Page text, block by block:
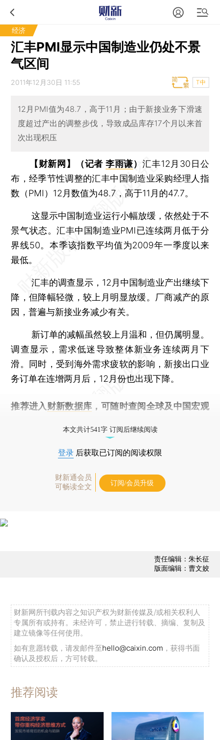
经济
汇丰PMI显示中国制造业仍处不景
气区间
2011年12月30日 11:55 T中
12月PMI值为48.7，高于11月；由于新接业务下滑速
度超过产出的调整步伐，导致成品库存17个月以来首
次出现积压
【财新网】（记者 李雨谦） 汇丰12月30日公
布，经季节性调整的汇丰中国制造业采购经理人指
数（PMI）12月数值为48.7，高于11月的47.7。
这显示中国制造业运行小幅放缓，依然处于不
景气状态。汇丰中国制造业PMI已连续两月低于分
界线50。本季该指数平均值为2009年一季度以来
最低。
汇丰的调查显示，12月中国制造业产出继续下
降，但降幅轻微，较上月明显放缓。厂商减产的原
因，普遍与新接业务减少有关。
新订单的减幅虽然较上月温和，但仍属明显。
调查显示，需求低迷导致整体新业务连续两月下
滑。同时，受到海外需求疲软的影响，新接出口业
务订单在连增两月后，12月份也出现下降。
推荐进入 财新数据库 ，可随时查阅全球及中国宏观
本文共计541字 订阅后继续阅读
登录 后获取已订阅的阅读权限
财新通会员
可畅读全文
订阅/会员升级
责任编辑：朱长征
版面编辑：曹文姣
财新网所刊载内容之知识产权为财新传媒及/或相关权利人
专属所有或持有。未经许可，禁止进行转载、摘编、复制及
建立镜像等任何使用。
如有意愿转载，请发邮件至hello@caixin.com ，获得书面
确认及授权后，方可转载。
推荐阅读